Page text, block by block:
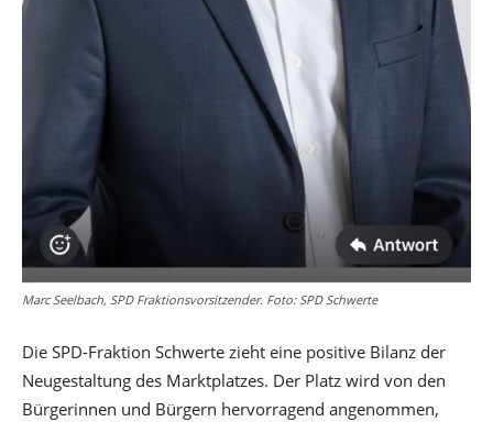
Marc Seelbach, SPD Fraktionsvorsitzender. Foto: SPD Schwerte
Die SPD-Fraktion Schwerte zieht eine positive Bilanz der
Neugestaltung des Marktplatzes. Der Platz wird von den
Bürgerinnen und Bürgern hervorragend angenommen,